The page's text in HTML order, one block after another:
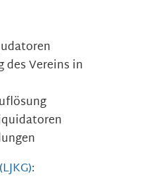
des Vereins in
: